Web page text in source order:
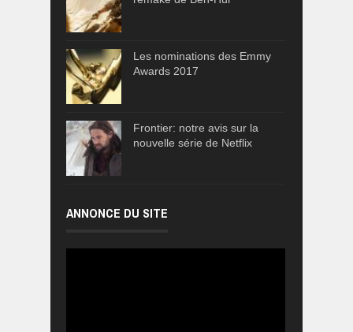
Les nominations des Emmy
Awards 2017
Frontier: notre avis sur la
nouvelle série de Netflix
ANNONCE DU SITE